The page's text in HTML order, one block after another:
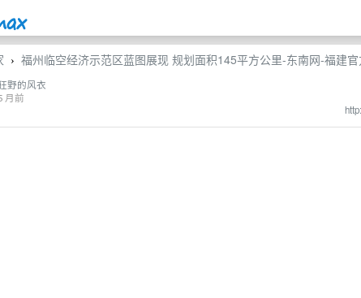
› 福州临空经济示范区蓝图展现 规划面积145平方公里-东南网-福建官
野的风衣
月前